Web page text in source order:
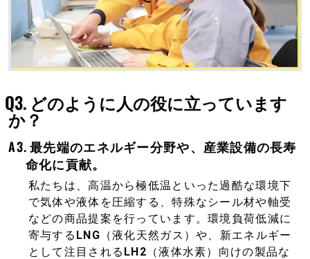
どのように人の役に立っています
か？
最先端のエネルギー分野や、産業設備の長寿
命化に貢献。
私たちは、高温から極低温といった過酷な環境下
で気体や液体を圧縮する、特殊なシール材や軸受
などの商品提案を行っています。環境負荷低減に
寄与するLNG（液化天然ガス）や、新エネルギー
として注目されるLH2（液体水素）向けの製品な